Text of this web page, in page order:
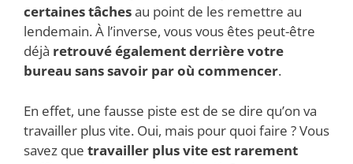
certaines tâchesau point de les remettre au
lendemain. À l’inverse, vous vous êtes peut-être
déjà retrouvé également derrière votre
bureau sans savoir par où commencer.
En effet, une fausse piste est de se dire qu’on va
travailler plus vite. Oui, mais pour quoi faire ? Vous
savez que travailler plus vite est rarement